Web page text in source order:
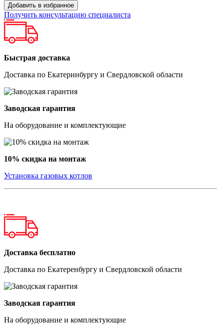
Добавить в избранное
Получить консультацию специалиста
Быстрая доставка
Доставка по Екатеринбургу и Свердловской области
Заводская гарантия
На оборудование и комплектующие
10% скидка на монтаж
Установка газовых котлов
Доставка бесплатно
Доставка по Екатеренбургу и Свердловской области
Заводская гарантия
На оборудование и комплектующие